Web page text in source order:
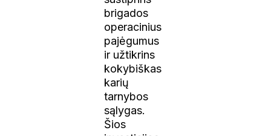
brigados
operacinius
pajėgumus
ir užtikrins
kokybiškas
karių
tarnybos
sąlygas.
Šios